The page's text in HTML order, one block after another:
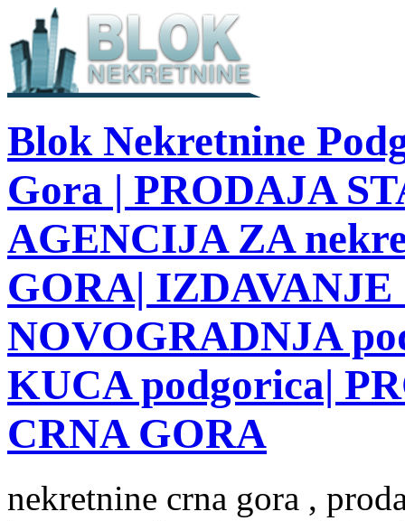
Blok Nekretnine
Gora | PRODAJA
AGENCIJA ZA
GORA| IZDAVANJE
NOVOGRADNJA
KUCA podgorica|
CRNA GORA
nekretnine crna gora ,